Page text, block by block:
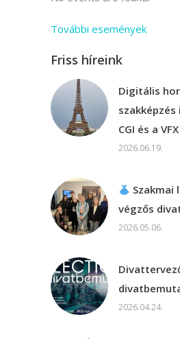
További események
Friss híreink
Digitális
CGI és a
2026.06.19.
Szakmai
végzős
2026.05.06.
2026.04.24.